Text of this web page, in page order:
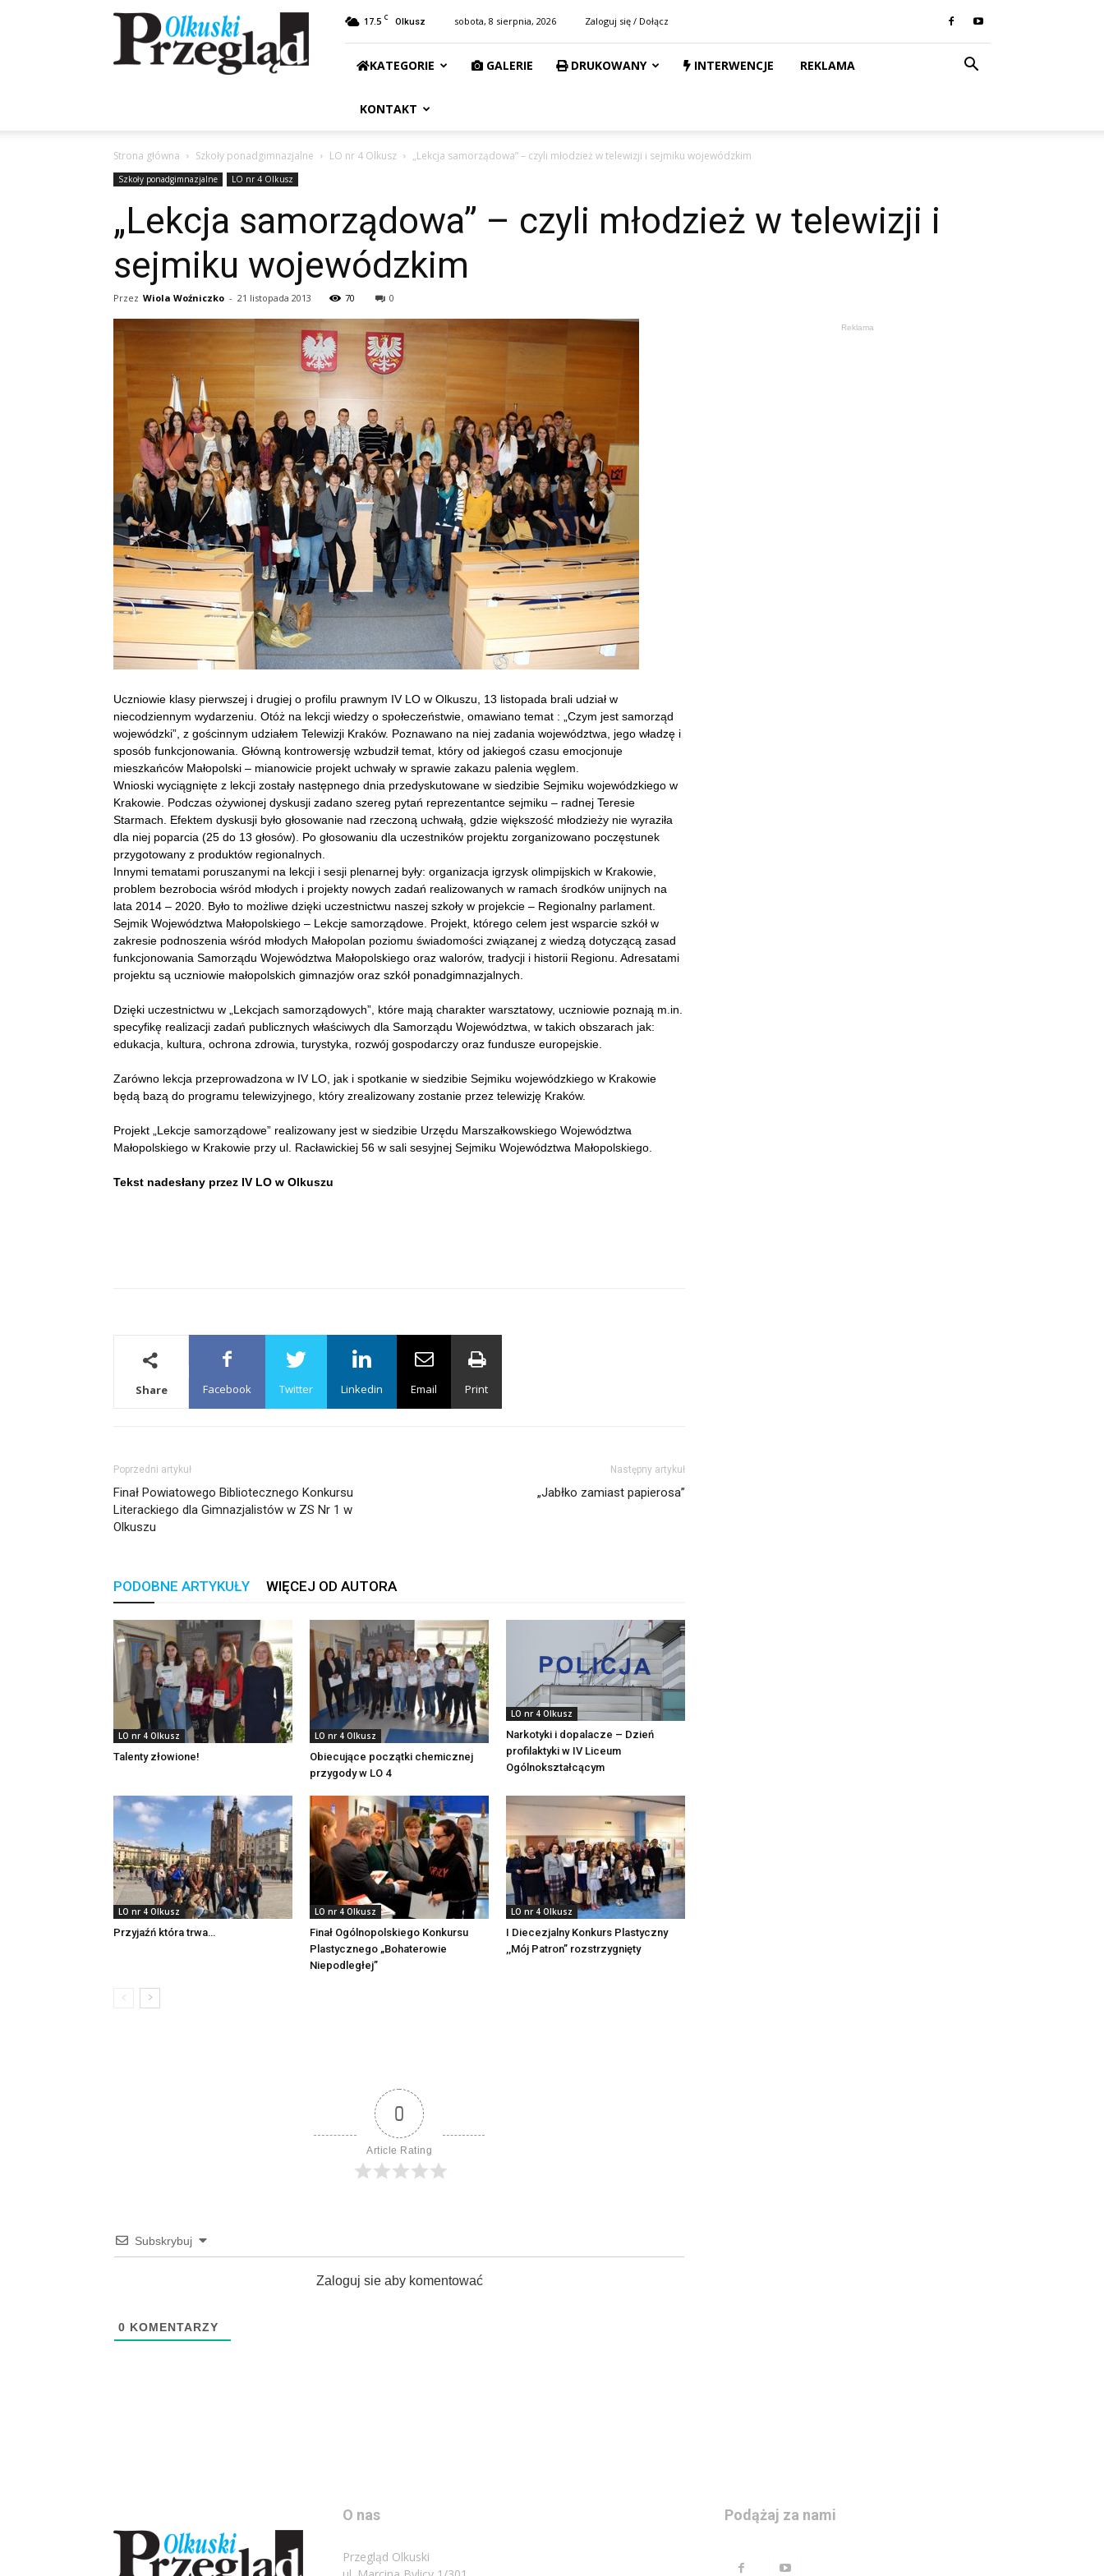
Przegląd
Olkuski
17.5 C Olkusz sobota, 8 sierpnia, 2026 Zaloguj się / Dołącz
KATEGORIE GALERIE DRUKOWANY INTERWENCJE REKLAMA
KONTAKT
Strona główna Szkoły ponadgimnazjalne LO nr 4 Olkusz „Lekcja samorządowa” – czyli młodzież w telewizji i sejmiku wojewódzkim
Szkoły ponadgimnazjalne LO nr 4 Olkusz
„Lekcja samorządowa” – czyli młodzież w telewizji i
sejmiku wojewódzkim
Przez Wiola Woźniczko - 21 listopada 2013 70 0
Uczniowie klasy pierwszej i drugiej o profilu prawnym IV LO w Olkuszu, 13 listopada brali udział w
niecodziennym wydarzeniu. Otóż na lekcji wiedzy o społeczeństwie, omawiano temat : „Czym jest samorząd
wojewódzki”, z gościnnym udziałem Telewizji Kraków. Poznawano na niej zadania województwa, jego władzę i
sposób funkcjonowania. Główną kontrowersję wzbudził temat, który od jakiegoś czasu emocjonuje
mieszkańców Małopolski – mianowicie projekt uchwały w sprawie zakazu palenia węglem.
Wnioski wyciągnięte z lekcji zostały następnego dnia przedyskutowane w siedzibie Sejmiku wojewódzkiego w
Krakowie. Podczas ożywionej dyskusji zadano szereg pytań reprezentantce sejmiku – radnej Teresie
Starmach. Efektem dyskusji było głosowanie nad rzeczoną uchwałą, gdzie większość młodzieży nie wyraziła
dla niej poparcia (25 do 13 głosów). Po głosowaniu dla uczestników projektu zorganizowano poczęstunek
przygotowany z produktów regionalnych.
Innymi tematami poruszanymi na lekcji i sesji plenarnej były: organizacja igrzysk olimpijskich w Krakowie,
problem bezrobocia wśród młodych i projekty nowych zadań realizowanych w ramach środków unijnych na
lata 2014 – 2020. Było to możliwe dzięki uczestnictwu naszej szkoły w projekcie – Regionalny parlament.
Sejmik Województwa Małopolskiego – Lekcje samorządowe. Projekt, którego celem jest wsparcie szkół w
zakresie podnoszenia wśród młodych Małopolan poziomu świadomości związanej z wiedzą dotyczącą zasad
funkcjonowania Samorządu Województwa Małopolskiego oraz walorów, tradycji i historii Regionu. Adresatami
projektu są uczniowie małopolskich gimnazjów oraz szkół ponadgimnazjalnych.
Dzięki uczestnictwu w „Lekcjach samorządowych”, które mają charakter warsztatowy, uczniowie poznają m.in.
specyfikę realizacji zadań publicznych właściwych dla Samorządu Województwa, w takich obszarach jak:
edukacja, kultura, ochrona zdrowia, turystyka, rozwój gospodarczy oraz fundusze europejskie.
Zarówno lekcja przeprowadzona w IV LO, jak i spotkanie w siedzibie Sejmiku wojewódzkiego w Krakowie
będą bazą do programu telewizyjnego, który zrealizowany zostanie przez telewizję Kraków.
Projekt „Lekcje samorządowe” realizowany jest w siedzibie Urzędu Marszałkowskiego Województwa
Małopolskiego w Krakowie przy ul. Racławickiej 56 w sali sesyjnej Sejmiku Województwa Małopolskiego.
Tekst nadesłany przez IV LO w Olkuszu
Share Facebook Twitter Linkedin Email Print
Poprzedni artykuł
Finał Powiatowego Bibliotecznego Konkursu
Literackiego dla Gimnazjalistów w ZS Nr 1 w
Olkuszu
Następny artykuł
„Jabłko zamiast papierosa”
PODOBNE ARTYKUŁY WIĘCEJ OD AUTORA
LO nr 4 Olkusz
Talenty złowione!
LO nr 4 Olkusz
Obiecujące początki chemicznej
przygody w LO 4
LO nr 4 Olkusz
Narkotyki i dopalacze – Dzień
profilaktyki w IV Liceum
Ogólnokształcącym
LO nr 4 Olkusz
Przyjaźń która trwa…
LO nr 4 Olkusz
Finał Ogólnopolskiego Konkursu
Plastycznego „Bohaterowie
Niepodległej”
LO nr 4 Olkusz
I Diecezjalny Konkurs Plastyczny
,,Mój Patron” rozstrzygnięty
0
Article Rating
Subskrybuj
Zaloguj sie aby komentować
0 KOMENTARZY
Reklama
O nas
Przegląd Olkuski
Podążaj za nami